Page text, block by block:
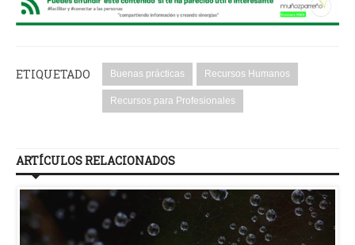
ETIQUETADO Buenas prácticas Recursos Humanos
Recursos para Profesionales
ARTÍCULOS RELACIONADOS